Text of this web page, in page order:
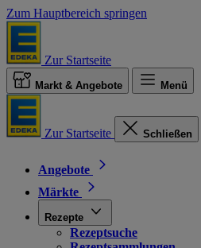
Zum Hauptbereich springen
Zur Startseite
Markt & Angebote Menü
Zur Startseite Schließen
Angebote
Märkte
Rezepte
Rezeptsuche